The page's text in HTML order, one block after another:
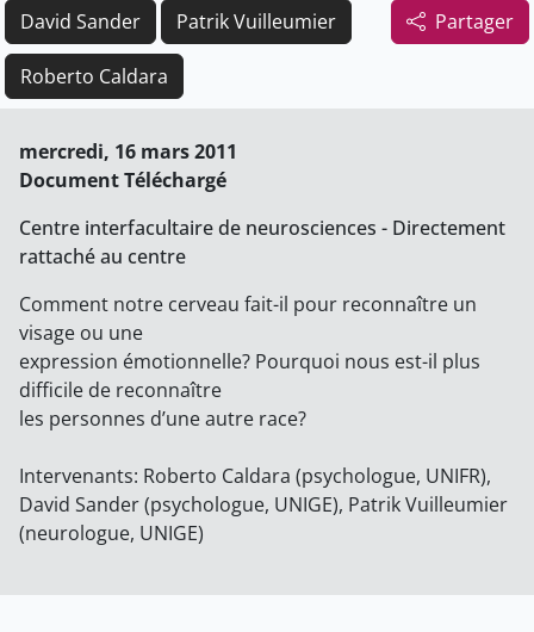
Partager
David Sander Patrik Vuilleumier
Roberto Caldara
mercredi, 16 mars 2011
Document Téléchargé
Centre interfacultaire de neurosciences - Directement
rattaché au centre
Comment notre cerveau fait-il pour reconnaître un
visage ou une
expression émotionnelle? Pourquoi nous est-il plus
difficile de reconnaître
les personnes d’une autre race?
Intervenants: Roberto Caldara (psychologue, UNIFR),
David Sander (psychologue, UNIGE), Patrik Vuilleumier
(neurologue, UNIGE)